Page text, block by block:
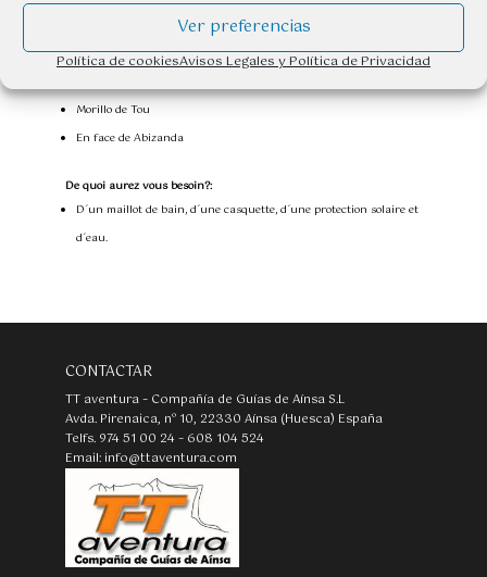
Ver preferencias
Política de cookiesAvisos Legales y Política de Privacidad
Aínsa
Morillo de Tou
En face de Abizanda
De quoi aurez vous besoin?:
D´un maillot de bain, d´une casquette, d´une protection solaire et
d´eau.
CONTACTAR
TT aventura – Compañía de Guías de Aínsa S.L
Avda. Pirenaica, nº 10, 22330 Aínsa (Huesca) España
Telfs. 974 51 00 24 – 608 104 524
Email: info@ttaventura.com